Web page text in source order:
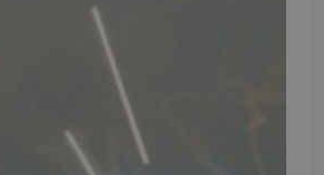
IMPORTØR
på tmp.dk importeres i Danmark af:
Aps.